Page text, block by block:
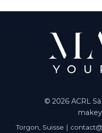
© 2026 ACRL
Torgon, Suisse |